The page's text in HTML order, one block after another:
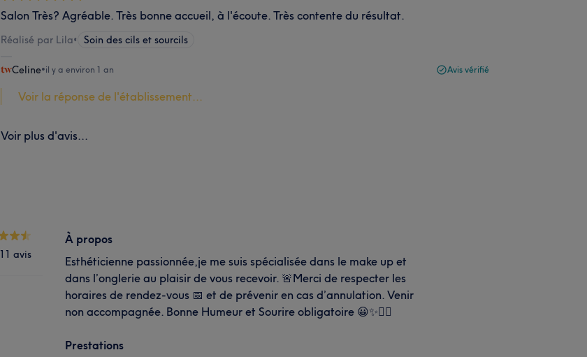
Salon Très? Agréable. Très bonne accueil, à l'écoute. Très contente du résultat.
Réalisé par Lila• Soin des cils et sourcils
Celine•il y a environ 1 an Avis vérifié
Voir la réponse de l'établissement...
Voir plus d'avis...
11 avis
À propos
Esthéticienne passionnée,je me suis spécialisée dans le make up et
dans l’onglerie au plaisir de vous recevoir. 🚨Merci de respecter les
horaires de rendez-vous 📅 et de prévenir en cas d’annulation. Venir
non accompagnée. Bonne Humeur et Sourire obligatoire 😀✨✌🏽
Prestations